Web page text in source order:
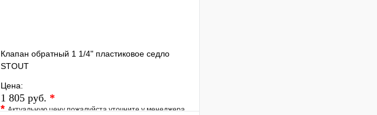
Клапан обратный 1 1/4" пластиковое седло
STOUT
Цена:
1 805 руб. *
*Актуальную цену пожалуйста уточните у менеджера